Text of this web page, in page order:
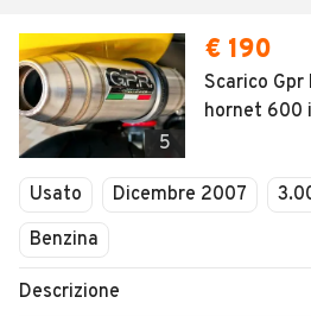
Moto
Camper
Veicoli Commerciali
Concessionari
5
€ 190
Scarico
hornet 600
Usato Dicembre 2007
Benzina
Descrizione